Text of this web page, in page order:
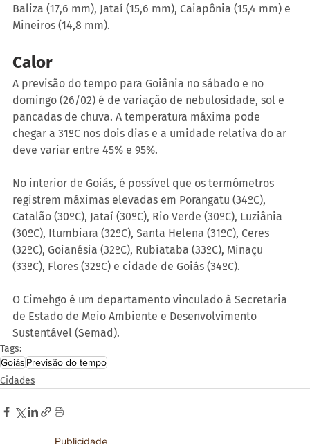
Baliza (17,6 mm), Jataí (15,6 mm), Caiapônia (15,4 mm) e
Mineiros (14,8 mm).
Calor
A previsão do tempo para Goiânia no sábado e no
domingo (26/02) é de variação de nebulosidade, sol e
pancadas de chuva. A temperatura máxima pode
chegar a 31ºC nos dois dias e a umidade relativa do ar
deve variar entre 45% e 95%.
No interior de Goiás, é possível que os termômetros
registrem máximas elevadas em Porangatu (34ºC),
Catalão (30ºC), Jataí (30ºC), Rio Verde (30ºC), Luziânia
(30ºC), Itumbiara (32ºC), Santa Helena (31ºC), Ceres
(32ºC), Goianésia (32ºC), Rubiataba (33ºC), Minaçu
(33ºC), Flores (32ºC) e cidade de Goiás (34ºC).
O Cimehgo é um departamento vinculado à Secretaria
de Estado de Meio Ambiente e Desenvolvimento
Sustentável (Semad).
Tags:
Goiás Previsão do tempo
Cidades
Publicidade